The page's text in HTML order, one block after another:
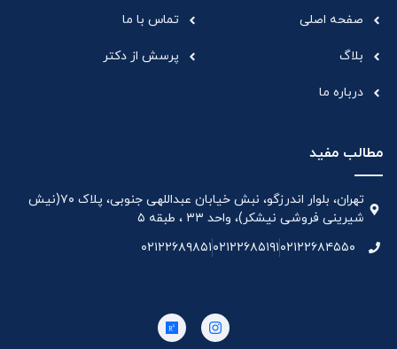
صفحه اصلی
بلاگ
درباره ما
تماس با ما
پرسش از دکتر
مطالب مفید
تهران، بلوار اندرزگو، نبش خیابان عبداللهی جنوبی، پلاک ۷۰(نیش
شیرینی فروشی نیشکر)، واحد ۳۳ ، طبقه ۵
۰۲۱۲۲۶۸۴۵۵۰۰۲۱۲۲۶۸۵۱۹۱۰۲۱۲۲۶۸۹۸۵۱